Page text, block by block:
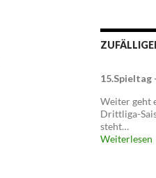
15.Spieltag
Weiter geht
Drittliga-
steht…
Weiterlesen